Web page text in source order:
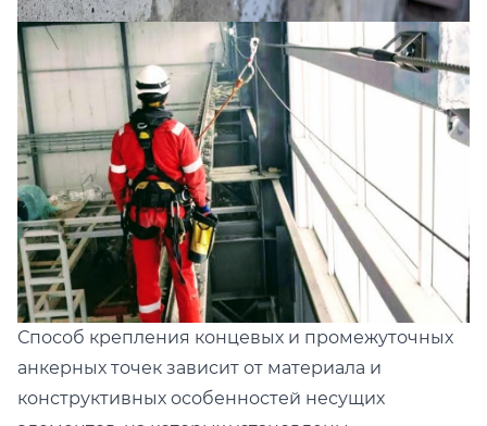
Способ крепления концевых и промежуточных
анкерных точек зависит от материала и
конструктивных особенностей несущих